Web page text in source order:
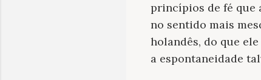
princípios de fé que
no sentido mais
holandês, do que
a espontaneidade